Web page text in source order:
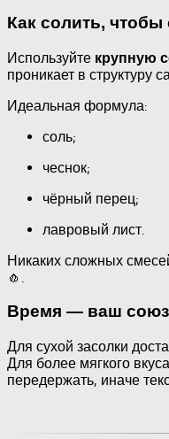
Как солить, чтобы
Используйте крупную
проникает в структуру
Идеальная формула:
соль;
чеснок;
чёрный перец;
лавровый лист.
Никаких сложных
🧄.
Время — ваш
Для сухой засолки
Для более мягкого
передержать, иначе